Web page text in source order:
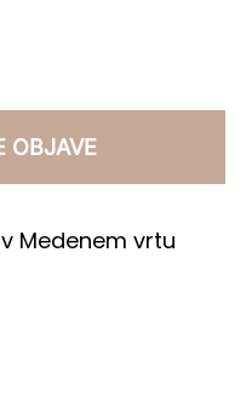
OBJAVE
Medenem vrtu